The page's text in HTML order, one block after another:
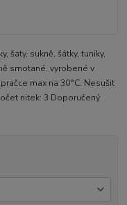
šaty, sukně, šátky, tuniky,
smotané, vyrobené v
max na 30°C. Nesušit
nitek: 3 Doporučený